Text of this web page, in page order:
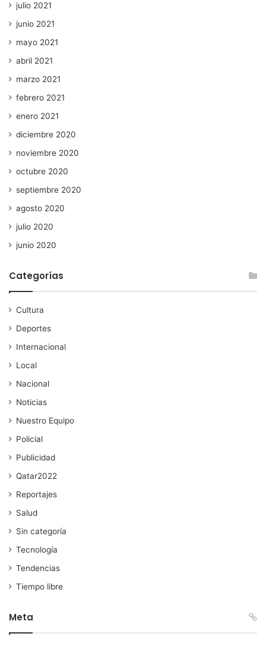
julio 2021
junio 2021
mayo 2021
abril 2021
marzo 2021
febrero 2021
enero 2021
diciembre 2020
noviembre 2020
octubre 2020
septiembre 2020
agosto 2020
julio 2020
junio 2020
Categorías
Cultura
Deportes
Internacional
Local
Nacional
Noticias
Nuestro Equipo
Policial
Publicidad
Qatar2022
Reportajes
Salud
Sin categoría
Tecnología
Tendencias
Tiempo libre
Meta